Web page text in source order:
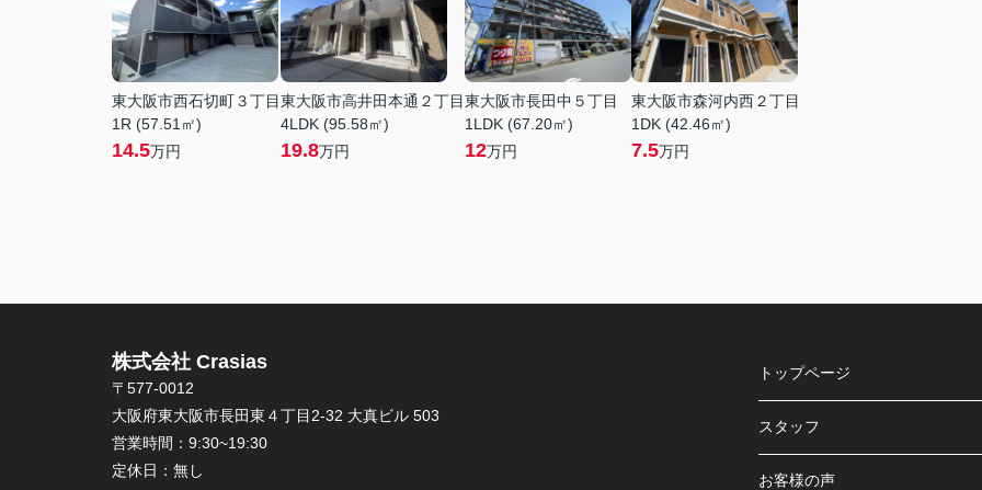
東大阪市西石切町３丁目
1R (57.51㎡)
14.5万円
東大阪市高井田本通２丁目
4LDK (95.58㎡)
19.8万円
東大阪市長田中５丁目
1LDK (67.20㎡)
12万円
東大阪市森河内西２丁目
1DK (42.46㎡)
7.5万円
株式会社 Crasias
〒577-0012
大阪府東大阪市長田東４丁目2-32 大真ビル 503
営業時間： 9:30~19:30
定休日： 無し
トップページ
スタッフ
お客様の声